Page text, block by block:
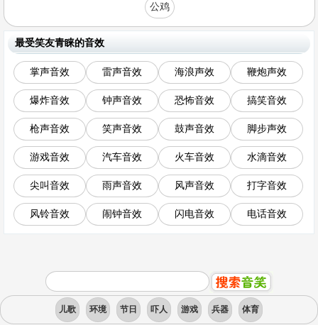
公鸡
最受笑友青睐的音效
掌声音效 雷声音效 海浪声效 鞭炮声效
爆炸音效 钟声音效 恐怖音效 搞笑音效
枪声音效 笑声音效 鼓声音效 脚步声效
游戏音效 汽车音效 火车音效 水滴音效
尖叫音效 雨声音效 风声音效 打字音效
风铃音效 闹钟音效 闪电音效 电话音效
儿歌 环境 节日 吓人 游戏 兵器 体育